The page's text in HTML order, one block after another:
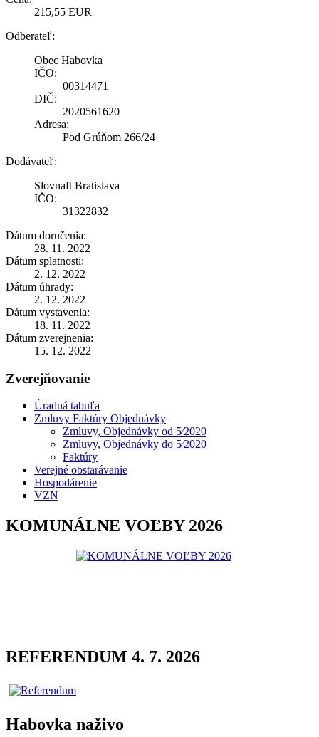
215,55 EUR
Odberateľ:
Obec Habovka
IČO:
00314471
DIČ:
2020561620
Adresa:
Pod Grúňom 266/24
Dodávateľ:
Slovnaft Bratislava
IČO:
31322832
Dátum doručenia:
28. 11. 2022
Dátum splatnosti:
2. 12. 2022
Dátum úhrady:
2. 12. 2022
Dátum vystavenia:
18. 11. 2022
Dátum zverejnenia:
15. 12. 2022
Zverejňovanie
Úradná tabuľa
Zmluvy Faktúry Objednávky
Zmluvy, Objednávky od 5⁄2020
Zmluvy, Objednávky do 5⁄2020
Faktúry
Verejné obstarávanie
Hospodárenie
VZN
KOMUNÁLNE VOĽBY 2026
REFERENDUM 4. 7. 2026
Habovka naživo